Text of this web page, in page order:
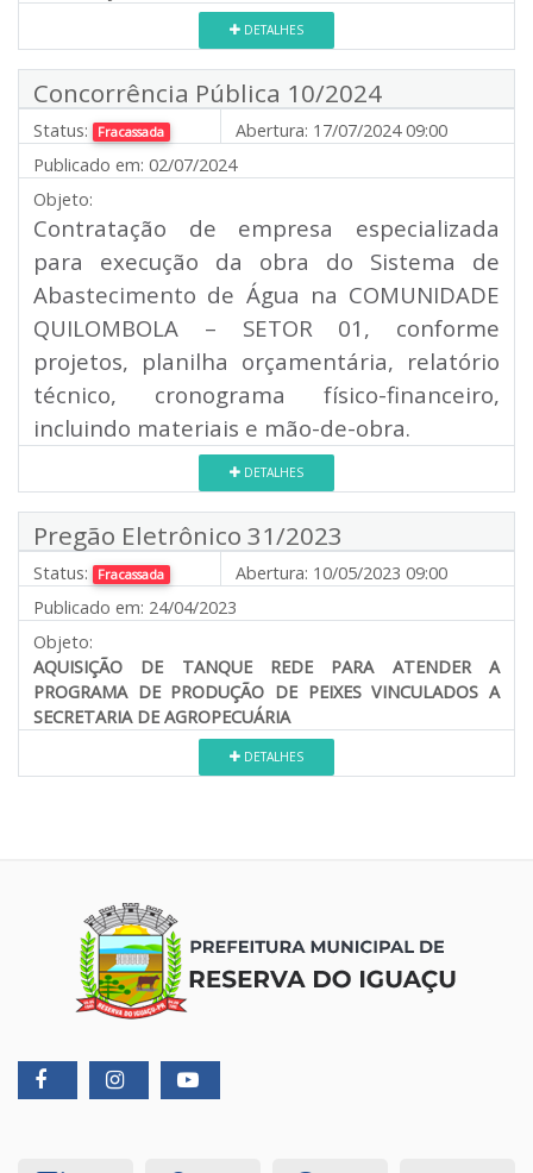
DETALHES
Concorrência Pública 10/2024
Status: Fracassada Abertura: 17/07/2024 09:00
Publicado em: 02/07/2024
Objeto:
Contratação de empresa especializada
para execução da obra do Sistema de
Abastecimento de Água na COMUNIDADE
QUILOMBOLA – SETOR 01, conforme
projetos, planilha orçamentária, relatório
técnico, cronograma físico-financeiro,
incluindo materiais e mão-de-obra.
DETALHES
Pregão Eletrônico 31/2023
Status: Fracassada Abertura: 10/05/2023 09:00
Publicado em: 24/04/2023
Objeto:
AQUISIÇÃO DE TANQUE REDE PARA ATENDER A
PROGRAMA DE PRODUÇÃO DE PEIXES VINCULADOS A
SECRETARIA DE AGROPECUÁRIA
DETALHES